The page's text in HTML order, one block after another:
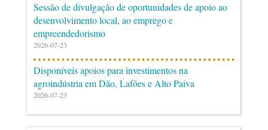
Sessão de divulgação de oportunidades de apoio ao
desenvolvimento local, ao emprego e
empreendedorismo
2026-07-23
Disponíveis apoios para investimentos na
agroindústria em Dão, Lafões e Alto Paiva
2026-07-23